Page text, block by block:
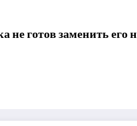
не готов заменить его